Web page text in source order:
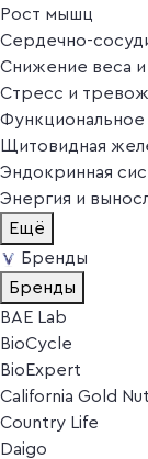
Рост мышц
Сердечно-
Снижение веса и
Стресс и
Функциональное
Щитовидная
Эндокринная
Энергия и
Ещё
Бренды
Бренды
BAE Lab
BioCycle
BioExpert
California Gold
Country Life
Daigo